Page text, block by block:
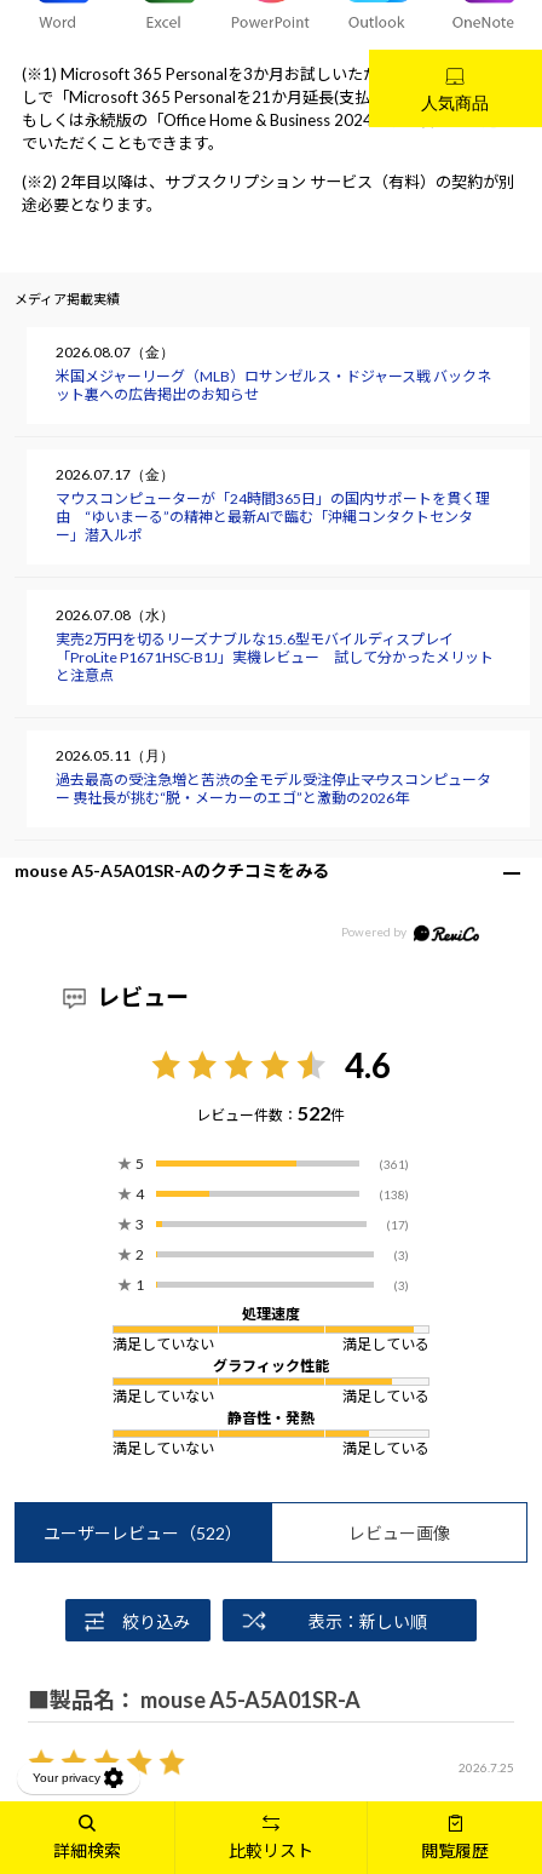
(※1) Microsoft 365 Personalを3か月お試しいただいた後に追加費用な
しで「Microsoft 365 Personalを21か月延長(支払方法の登録が必要)」
もしくは永続版の「Office Home & Business 2024へ切り替え」を選ん
でいただくこともできます。
(※2) 2年目以降は、サブスクリプション サービス（有料）の契約が別
途必要となります。
メディア掲載実績
2026.08.07（金）
米国メジャーリーグ（MLB）ロサンゼルス・ドジャース戦 バックネ
ット裏への広告掲出のお知らせ
2026.07.17（金）
マウスコンピューターが「24時間365日」の国内サポートを貫く理
由 “ゆいまーる”の精神と最新AIで臨む「沖縄コンタクトセンタ
ー」潜入ルポ
2026.07.08（水）
実売2万円を切るリーズナブルな15.6型モバイルディスプレイ
「ProLite P1671HSC-B1J」実機レビュー 試して分かったメリット
と注意点
2026.05.11（月）
過去最高の受注急増と苦渋の全モデル受注停止――マウスコンピュータ
ー 軣社長が挑む“脱・メーカーのエゴ”と激動の2026年
mouse A5-A5A01SR-Aのクチコミをみる
レビュー
4.6
レビュー件数：522件
★ 5 (361)
★ 4 (138)
★ 3 (17)
★ 2 (3)
★ 1 (3)
処理速度
満足していない
満足している
グラフィック性能
満足していない
満足している
静音性・発熱
満足していない
満足している
ユーザーレビュー （522） レビュー画像
絞り込み 表示：新しい順
■製品名： mouse A5-A5A01SR-A
2026.7.25
なおき
詳細検索 比較リスト 閲覧履歴